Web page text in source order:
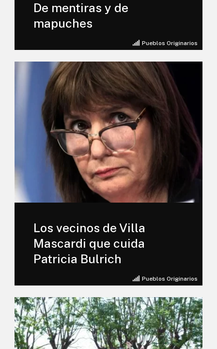
Pueblos Originarios
De mentiras y de
mapuches
Pueblos Originarios
Los vecinos de Villa
Mascardi que cuida
Patricia Bulrich